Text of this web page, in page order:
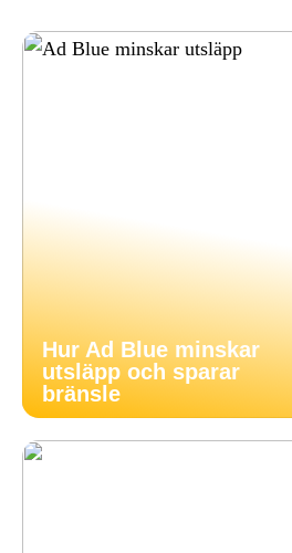
Hur Ad Blue minskar
utsläpp och sparar
bränsle